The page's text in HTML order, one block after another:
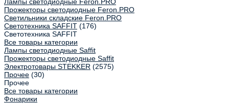
Лампы светодиодные Feron.PRO
Прожекторы светодиодные Feron.PRO
Светильники складские Feron.PRO
Светотехника SAFFIT (176)
Светотехника SAFFIT
Все товары категории
Лампы светодиодные Saffit
Прожекторы светодиодные Saffit
Электротовары STEKKER (2575)
Прочее (30)
Прочее
Все товары категории
Фонарики